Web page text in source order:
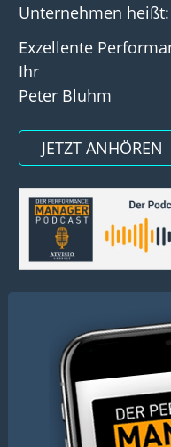
Unternehmen heißt:
Exzellente
Ihr
Peter Bluhm
JETZT ANHÖREN